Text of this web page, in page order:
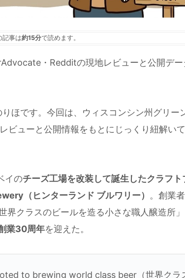
記事は約15分で読めます。
・Redditの現地レビューと公開デー
ほです。今回は、ウィスコンシン州グリー
ューと公開情報をもとにじっくり紐解い
イのチーズ工場を改装して誕生したクラフト
（ヒンターランド ブルワリー） 。創業
界クラスのビールを造る小さな職人醸造所
業30周年を迎えた。
to brewing world class beer（世界クラ